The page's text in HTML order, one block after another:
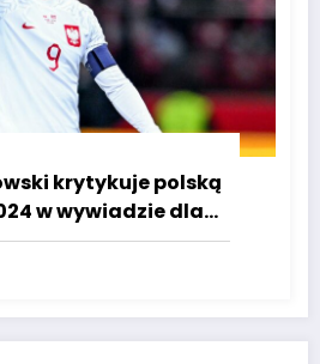
krytykuje polską
w wywiadzie dla